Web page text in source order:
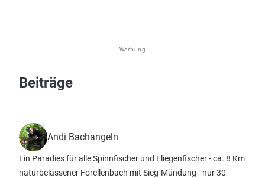
Werbung
Beiträge
Andi Bachangeln
Ein Paradies für alle Spinnfischer und Fliegenfischer - ca. 8 Km
naturbelassener Forellenbach mit Sieg-Mündung - nur 30